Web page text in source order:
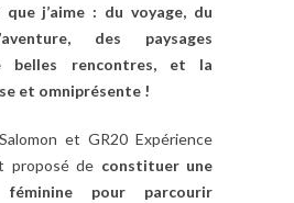
j’aime : du voyage, du
des paysages
belles rencontres, et la
et omniprésente !
et GR20 Expérience
proposé de constituer une
féminine pour parcourir